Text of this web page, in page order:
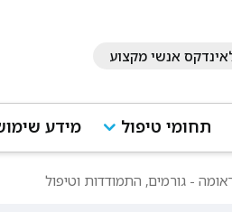
אנשי מקצוע
תחומי טיפול מידע
- גורמים, התמודדות וטיפול